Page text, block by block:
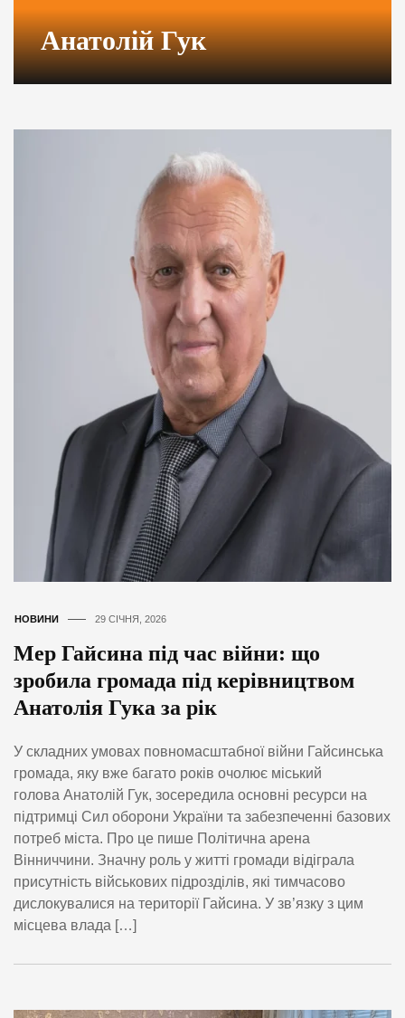
Анатолій Гук
НОВИНИ 29 СІЧНЯ, 2026
Мер Гайсина під час війни: що
зробила громада під керівництвом
Анатолія Гука за рік
У складних умовах повномасштабної війни Гайсинська
громада, яку вже багато років очолює міський
голова Анатолій Гук, зосередила основні ресурси на
підтримці Сил оборони України та забезпеченні базових
потреб міста. Про це пише Політична арена
Вінниччини. Значну роль у житті громади відіграла
присутність військових підрозділів, які тимчасово
дислокувалися на території Гайсина. У зв’язку з цим
місцева влада […]